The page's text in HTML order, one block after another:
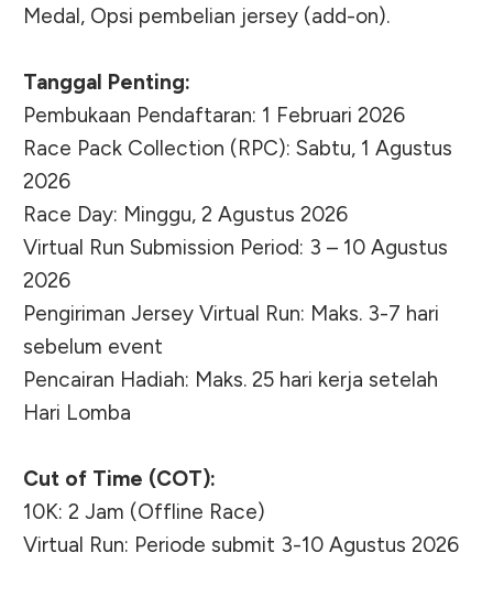
Medal, Opsi pembelian jersey (add-on).
Tanggal Penting:
Pembukaan Pendaftaran: 1 Februari 2026
Race Pack Collection (RPC): Sabtu, 1 Agustus
2026
Race Day: Minggu, 2 Agustus 2026
Virtual Run Submission Period: 3 – 10 Agustus
2026
Pengiriman Jersey Virtual Run: Maks. 3-7 hari
sebelum event
Pencairan Hadiah: Maks. 25 hari kerja setelah
Hari Lomba
Cut of Time (COT):
10K: 2 Jam (Offline Race)
Virtual Run: Periode submit 3-10 Agustus 2026